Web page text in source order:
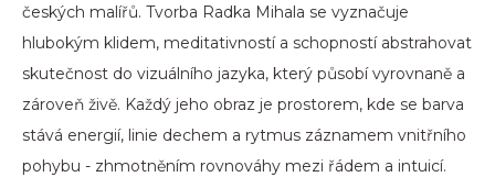
českých malířů. Tvorba Radka Mihala se vyznačuje
hlubokým klidem, meditativností a schopností abstrahovat
skutečnost do vizuálního jazyka, který působí vyrovnaně a
zároveň živě. Každý jeho obraz je prostorem, kde se barva
stává energií, linie dechem a rytmus záznamem vnitřního
pohybu - zhmotněním rovnováhy mezi řádem a intuicí.